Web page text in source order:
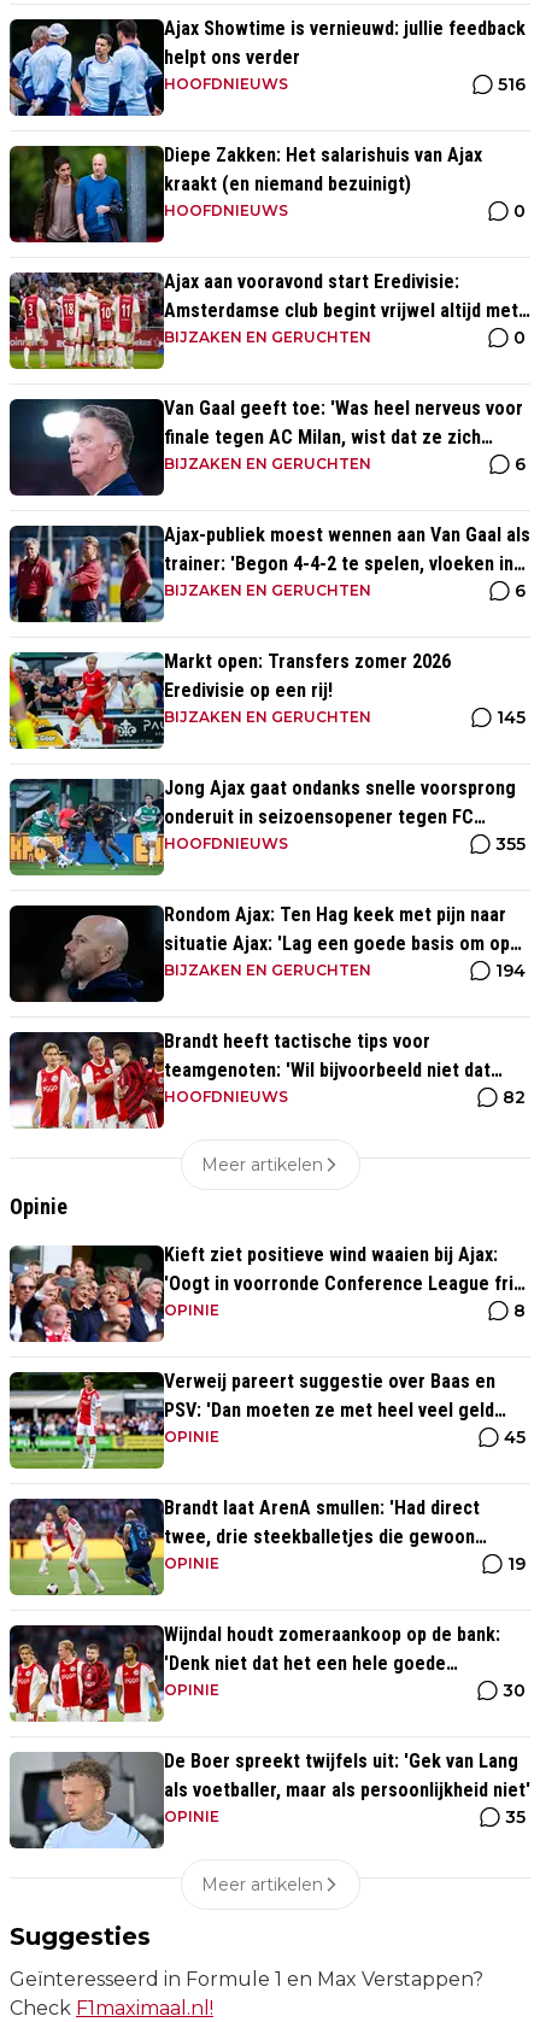
Ajax Showtime is vernieuwd: jullie feedback
helpt ons verder
HOOFDNIEUWS 516
Diepe Zakken: Het salarishuis van Ajax
kraakt (en niemand bezuinigt)
HOOFDNIEUWS 0
Ajax aan vooravond start Eredivisie:
Amsterdamse club begint vrijwel altijd met
zege
BIJZAKEN EN GERUCHTEN 0
Van Gaal geeft toe: 'Was heel nerveus voor
finale tegen AC Milan, wist dat ze zich
zouden aanpassen'
BIJZAKEN EN GERUCHTEN 6
Ajax-publiek moest wennen aan Van Gaal als
trainer: 'Begon 4-4-2 te spelen, vloeken in
de kerk'
BIJZAKEN EN GERUCHTEN 6
Markt open: Transfers zomer 2026
Eredivisie op een rij!
BIJZAKEN EN GERUCHTEN 145
Jong Ajax gaat ondanks snelle voorsprong
onderuit in seizoensopener tegen FC
Dordrecht
HOOFDNIEUWS 355
Rondom Ajax: Ten Hag keek met pijn naar
situatie Ajax: 'Lag een goede basis om op
voort te borduren'
BIJZAKEN EN GERUCHTEN 194
Brandt heeft tactische tips voor
teamgenoten: 'Wil bijvoorbeeld niet dat
Mika te veel naar binnen komt'
HOOFDNIEUWS 82
Meer artikelen
Opinie
Kieft ziet positieve wind waaien bij Ajax:
'Oogt in voorronde Conference League fris
en energiek'
OPINIE 8
Verweij pareert suggestie over Baas en
PSV: 'Dan moeten ze met heel veel geld
over de brug komen'
OPINIE 45
Brandt laat ArenA smullen: 'Had direct
twee, drie steekballetjes die gewoon
perfect waren'
OPINIE 19
Wijndal houdt zomeraankoop op de bank:
'Denk niet dat het een hele goede
verdediger is'
OPINIE 30
De Boer spreekt twijfels uit: 'Gek van Lang
als voetballer, maar als persoonlijkheid niet'
OPINIE 35
Meer artikelen
Suggesties
Geïnteresseerd in Formule 1 en Max Verstappen?
Check F1maximaal.nl!